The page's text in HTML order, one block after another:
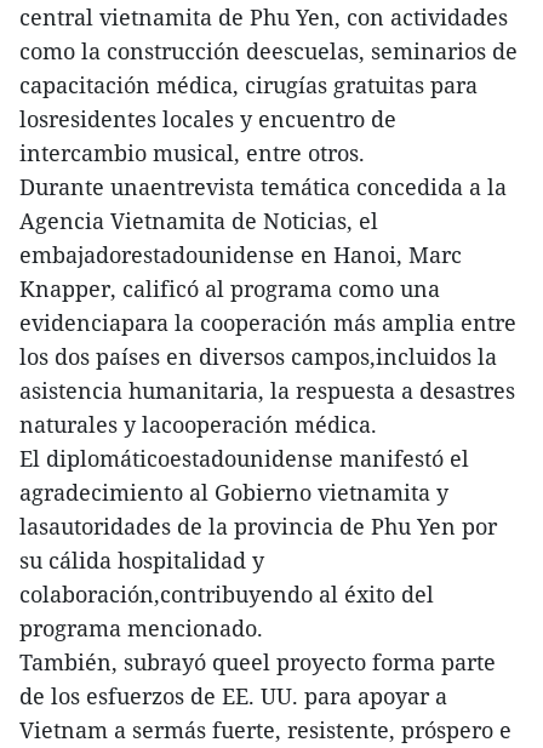
central vietnamita de Phu Yen, con actividades
como la construcción deescuelas, seminarios de
capacitación médica, cirugías gratuitas para
losresidentes locales y encuentro de
intercambio musical, entre otros.
Durante unaentrevista temática concedida a la
Agencia Vietnamita de Noticias, el
embajadorestadounidense en Hanoi, Marc
Knapper, calificó al programa como una
evidenciapara la cooperación más amplia entre
los dos países en diversos campos,incluidos la
asistencia humanitaria, la respuesta a desastres
naturales y lacooperación médica.
El diplomáticoestadounidense manifestó el
agradecimiento al Gobierno vietnamita y
lasautoridades de la provincia de Phu Yen por
su cálida hospitalidad y
colaboración,contribuyendo al éxito del
programa mencionado.
También, subrayó queel proyecto forma parte
de los esfuerzos de EE. UU. para apoyar a
Vietnam a sermás fuerte, resistente, próspero e